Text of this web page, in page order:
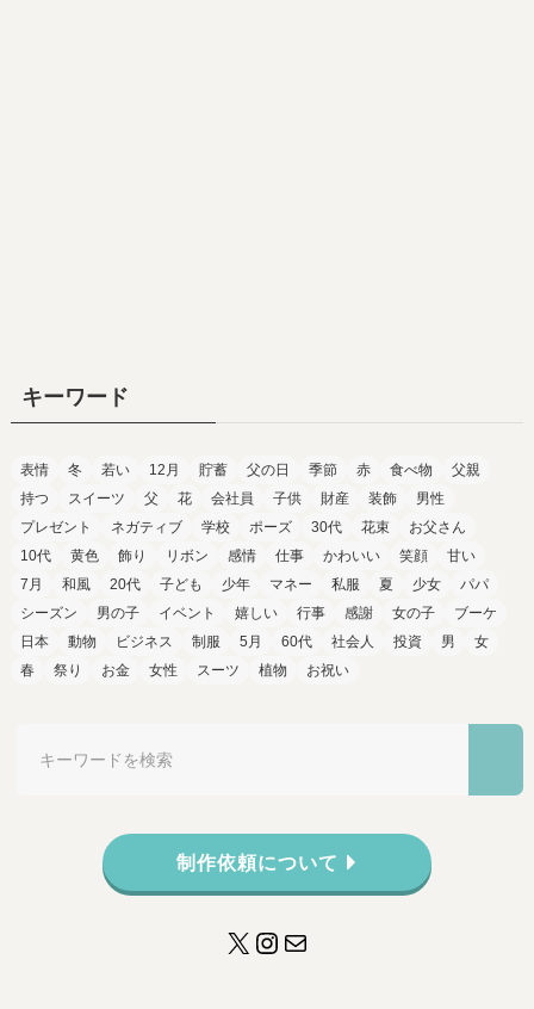
キーワード
表情 冬 若い 12月 貯蓄 父の日 季節 赤 食べ物
父親
持つ
スイーツ 父 花 会社員 子供 財産 装飾
男性
プレゼント
ネガティブ 学校 ポーズ 30代 花束
お父さん
10代
黄色 飾り リボン 感情 仕事 かわいい 笑顔
甘い
7月
和風 20代 子ども 少年 マネー 私服 夏 少女
パパ
シーズン
男の子 イベント 嬉しい 行事 感謝 女の子
ブーケ
日本
動物 ビジネス 制服 5月 60代 社会人 投資 男
女
春
祭り お金 女性 スーツ 植物 お祝い
制作依頼について
X Instagram
メール